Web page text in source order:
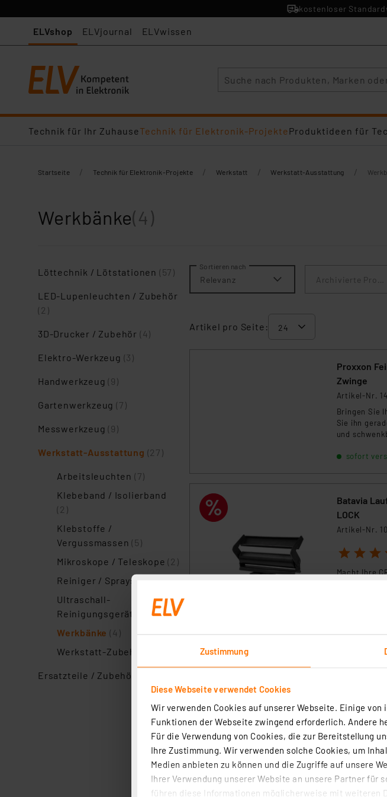
Zustimmung
Diese Webseite verwendet Cookies
Wir verwenden Cookies auf unserer Webseite. Einige
Funktionen der Webseite zwingend erforderlich. Andere
Für die Verwendung von Cookies, die zur Bereitstellung
Ihre Zustimmung. Wir verwenden solche Cookies, um
Medien anbieten zu können und die Zugriffe auf unsere
Ihrer Verwendung unserer Website an unsere Partner für
führen diese Informationen möglicherweise mit weiteren
kostenloser
ELVshop ELVjournal ELVwissen
Technik für Ihr ZuhauseTechnik für Elektronik-ProjekteProduktideen für
Startseite / Technik für Elektronik-Projekte / Werkstatt / Werkstatt-Ausstattung /
Werkbänke(4)
Löttechnik / Lötstationen (57)
LED-Lupenleuchten / Zubehör
(2)
3D-Drucker / Zubehör (4)
Elektro-Werkzeug (3)
Handwerkzeug(9)
Gartenwerkzeug(7)
Messwerkzeug(9)
Werkstatt-Ausstattung (27)
Arbeitsleuchten (7)
Klebeband / Isolierband
(2)
Klebstoffe /
Vergussmassen(5)
Mikroskope / Teleskope(2)
Reiniger / Sprays
Ultraschall-
Reinigungsgeräte
(1)
Werkbänke (4)
Werkstatt-Zubehör
Ersatzteile / Zubehör
Sortieren nach
Relevanz Archivierte
Artikel pro Seite:
Proxxon
Zwinge
Artikel-Nr.
Bringen Sie
Sie ihn
und
Werkstücke
sofort
Batavia
LOCK
Artikel-Nr.
1 2 3
Macht Ihre
1 2 3
sofort